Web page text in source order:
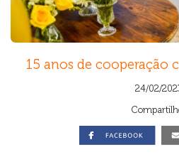
15 anos de cooperação
24/02/